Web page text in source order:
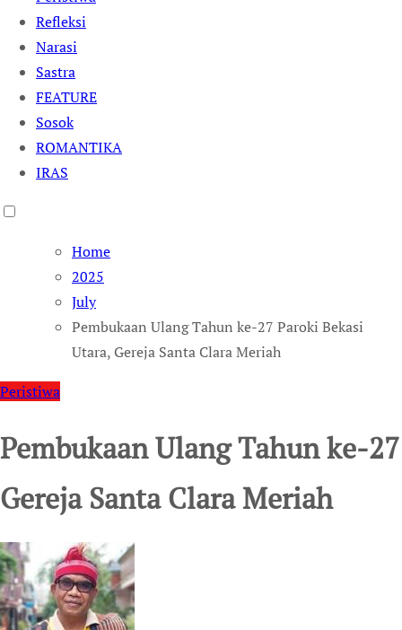
Refleksi
Narasi
Sastra
FEATURE
Sosok
ROMANTIKA
IRAS
Home
2025
July
Pembukaan Ulang Tahun ke-27 Paroki Bekasi
Utara, Gereja Santa Clara Meriah
Peristiwa
Pembukaan Ulang Tahun ke-
Gereja Santa Clara Meriah